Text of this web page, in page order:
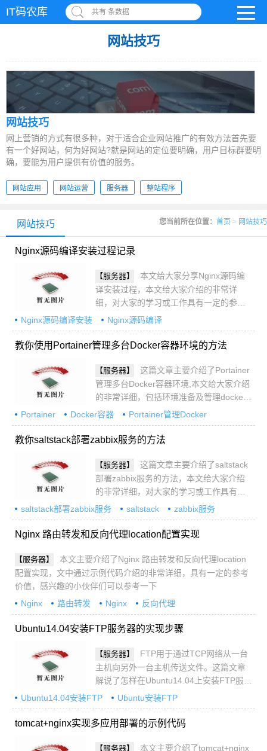
IT码农库 共有 条数据
网站技巧
网站技巧
网上营销的方式有很多种，对于适合企业网站推广的有效方法首先要
有一个好网站，何为好网站?就是网站的定位要明确，用户目标群要明
确，要能为用户提供有价值的服务。
网站应用 网站运营 服务器 整站程序
您当前所在位置： 首页 > 网站技巧
网站技巧
Nginx源码编译安装过程记录
【服务器】
本文给大家分享Nginx源码编
译安装过程，本文给大家介绍的非常详
细，对大家的学习或工作具有一定的参考
借鉴价值，需要的朋友参考下吧
Nginx源码编译安装 Nginx源码编译
教你使用Portainer管理多台Docker容器环境的方法
【服务器】
这篇文章主要介绍了Portainer
管理多台Docker容器环境,本文给大家介绍
的非常详细，包括环境准备及管理docker
的详细过程，需要的朋友可以参考下
Portainer Docker容器 Portainer管理Docker
教你saltstack部署zabbix服务的方法
【服务器】
这篇文章主要介绍了saltstack
部署zabbix服务的方法，本文给大家介绍
的非常详细，对大家的学习或工作具有一
定的参考借鉴价值,需要的朋友可以参考下
saltstack部署zabbix服务 saltstack zabbix服务
Nginx 路由转发和反向代理location配置实现
【服务器】
本文主要介绍了Nginx 路由转发和反向代理location
配置实现，文中通过示例代码介绍的非常详细，具有一定的参考
价值，感兴趣的小伙伴们可以参考一下
Nginx
路由转发 Nginx 反向代理
Ubuntu14.04安装FTP服务器的实现步骤
【服务器】
FTP用于通过TCP网络从一台
主机向另外一台主机传送文件。这篇文章
解说了怎样在Ubuntu14.04上安装FTP服务
器。感兴趣的可以了解一下
Ubuntu14.04安装FTP Ubuntu安装FTP
tomcat+nginx实现多应用部署的示例代码
【服务器】
本文主要介绍了tomcat+nginx